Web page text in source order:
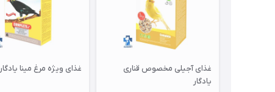
غذای آجیلی مخصوص قناری
یادگار
غذای ویژه مرغ مینا یادگار